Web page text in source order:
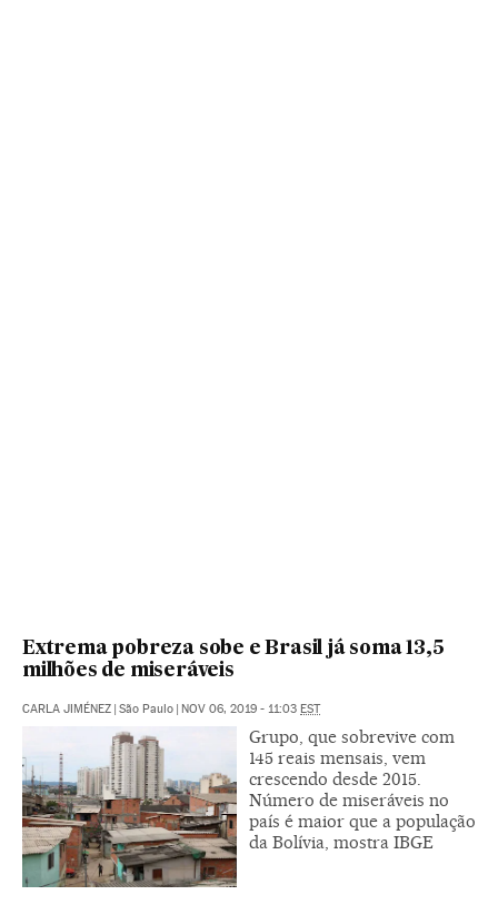
Extrema pobreza sobe e Brasil já soma 13,5
milhões de miseráveis
CARLA JIMÉNEZ | São Paulo | NOV 06, 2019 - 11:03 EST
Grupo, que sobrevive com
145 reais mensais, vem
crescendo desde 2015.
Número de miseráveis no
país é maior que a população
da Bolívia, mostra IBGE